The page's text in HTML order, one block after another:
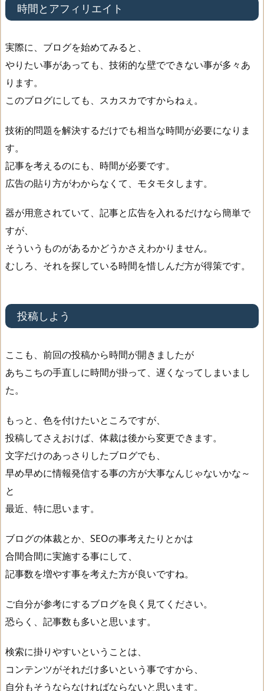
時間とアフィリエイト
実際に、ブログを始めてみると、
やりたい事があっても、技術的な壁でできない事が多々あ
ります。
このブログにしても、スカスカですからねぇ。
技術的問題を解決するだけでも相当な時間が必要になりま
す。
記事を考えるのにも、時間が必要です。
広告の貼り方がわからなくて、モタモタします。
器が用意されていて、記事と広告を入れるだけなら簡単で
すが、
そういうものがあるかどうかさえわかりません。
むしろ、それを探している時間を惜しんだ方が得策です。
投稿しよう
ここも、前回の投稿から時間が開きましたが
あちこちの手直しに時間が掛って、遅くなってしまいまし
た。
もっと、色を付けたいところですが、
投稿してさえおけば、体裁は後から変更できます。
文字だけのあっさりしたブログでも、
早め早めに情報発信する事の方が大事なんじゃないかな～
と
最近、特に思います。
ブログの体裁とか、SEOの事考えたりとかは
合間合間に実施する事にして、
記事数を増やす事を考えた方が良いですね。
ご自分が参考にするブログを良く見てください。
恐らく、記事数も多いと思います。
検索に掛りやすいということは、
コンテンツがそれだけ多いという事ですから、
自分もそうならなければならないと思います。